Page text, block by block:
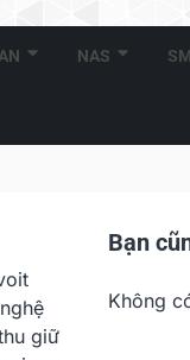
NAS
giữ
Bạn
Không